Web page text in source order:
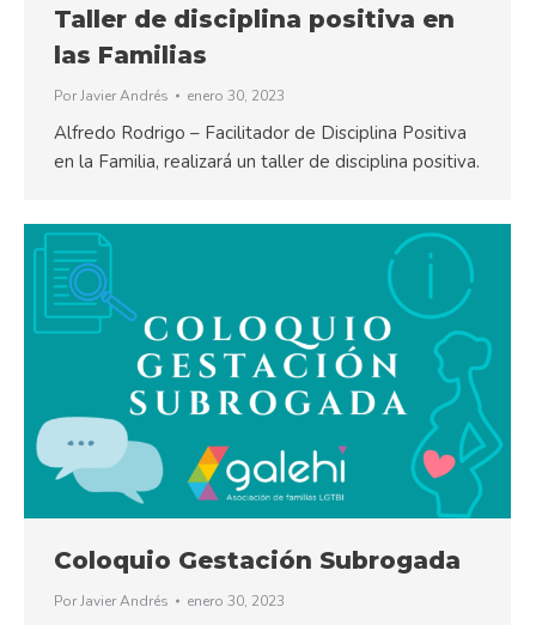
Taller de disciplina positiva en
las Familias
PorJavier Andrés enero 30, 2023
Alfredo Rodrigo – Facilitador de Disciplina Positiva
en la Familia, realizará un taller de disciplina positiva.
Coloquio Gestación Subrogada
PorJavier Andrés enero 30, 2023